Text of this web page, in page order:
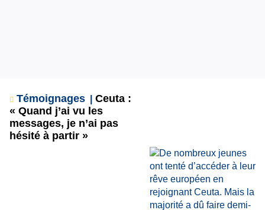
Témoignages
Ceuta :
« Quand j’ai vu les
messages, je n’ai pas
hésité à partir »